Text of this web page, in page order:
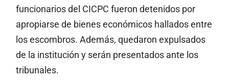
funcionarios del CICPC fueron detenidos por
apropiarse de bienes económicos hallados entre
los escombros. Además, quedaron expulsados
de la institución y serán presentados ante los
tribunales.